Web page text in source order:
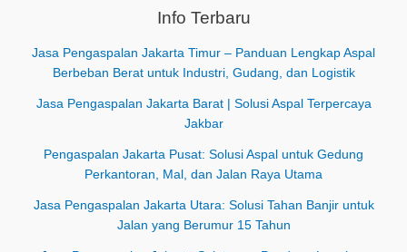
Info Terbaru
Jasa Pengaspalan Jakarta Timur – Panduan Lengkap Aspal
Berbeban Berat untuk Industri, Gudang, dan Logistik
Jasa Pengaspalan Jakarta Barat | Solusi Aspal Terpercaya
Jakbar
Pengaspalan Jakarta Pusat: Solusi Aspal untuk Gedung
Perkantoran, Mal, dan Jalan Raya Utama
Jasa Pengaspalan Jakarta Utara: Solusi Tahan Banjir untuk
Jalan yang Berumur 15 Tahun